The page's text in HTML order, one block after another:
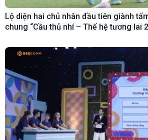
Lộ diện hai chủ nhân đầu tiên giành
chung “Cầu thủ nhí – Thế hệ tương lai